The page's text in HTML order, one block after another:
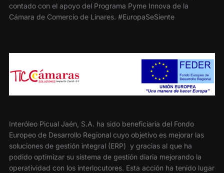
contado con el apoyo del Programa Pyme Innova de la
Cámara de Comercio de Linares. #EuropaSeSiente
Interóleo Picual Jaén, S.A. ha sido beneficiaria del Fondo
Europeo de Desarrollo Regional cuyo objetivo es mejorar las
soluciones de gestión integral (ERP) y gracias al que ha
podido optimizar su sistema de gestión diaria mejorando la
operatividad con los interlocutores. Esta acción ha tenido lugar